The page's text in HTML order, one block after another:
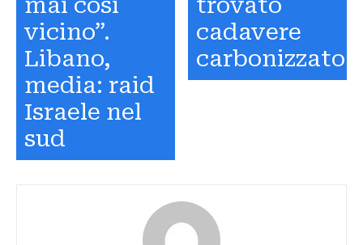
vicino”.
Libano,
media: raid
Israele nel
sud
cadavere
carbonizzato